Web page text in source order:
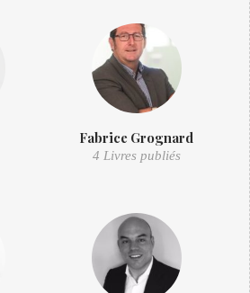
Fabrice Grognard
4 Livres publiés